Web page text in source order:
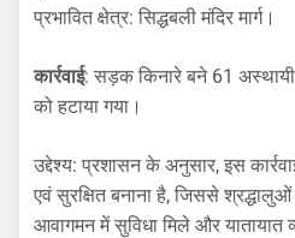
​प्रभावित क्षेत्र: सिद्धबली मंदिर मार्ग।
​कार्रवाई: सड़क किनारे बने 61
को हटाया गया।
​उद्देश्य: प्रशासन के अनुसार, इस
एवं सुरक्षित बनाना है, जिससे
आवागमन में सुविधा मिले और यातायात